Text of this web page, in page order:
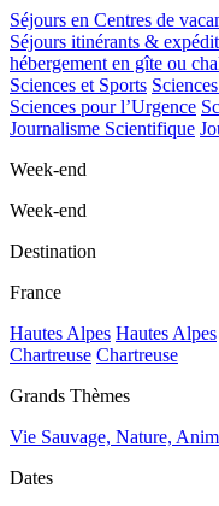
Séjours en Centres de
Séjours itinérants &
hébergement en gîte ou
Sciences et Sports
Sciences pour l’Urgence
Journalisme Scientifique
Week-end
Week-end
Destination
France
Hautes Alpes Hautes Alpes
Chartreuse Chartreuse
Grands Thèmes
Vie Sauvage, Nature,
Dates